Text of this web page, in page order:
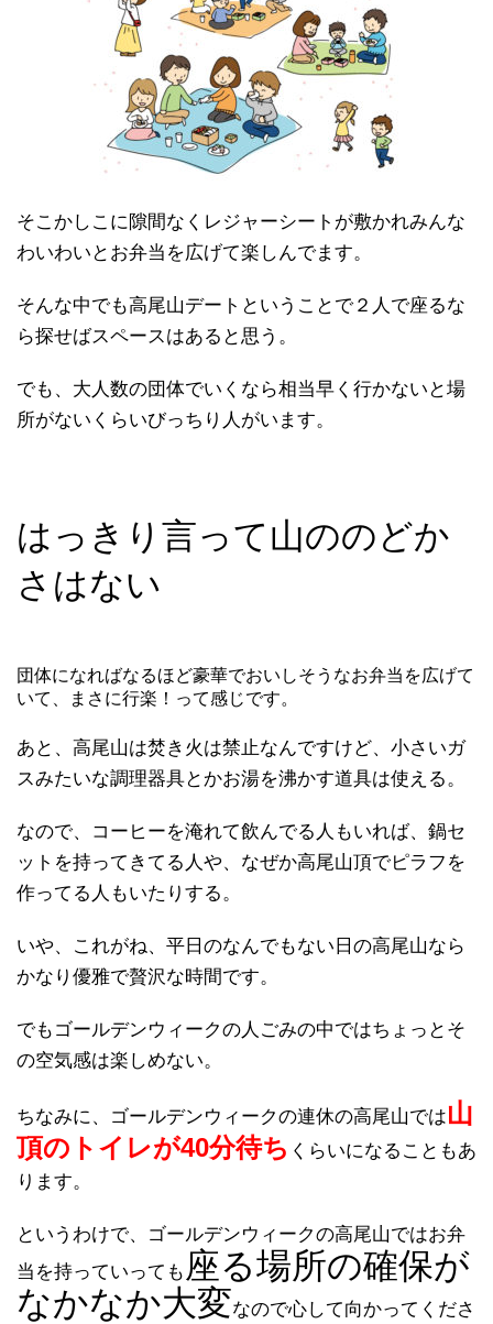
そこかしこに隙間なくレジャーシートが敷かれみんな
わいわいとお弁当を広げて楽しんでます。
そんな中でも高尾山デートということで２人で座るな
ら探せばスペースはあると思う。
でも、大人数の団体でいくなら相当早く行かないと場
所がないくらいびっちり人がいます。
はっきり言って山ののどか
さはない
団体になればなるほど豪華でおいしそうなお弁当を広げて
いて、まさに行楽！って感じです。
あと、高尾山は焚き火は禁止なんですけど、小さいガ
スみたいな調理器具とかお湯を沸かす道具は使える。
なので、コーヒーを淹れて飲んでる人もいれば、鍋セ
ットを持ってきてる人や、なぜか高尾山頂でピラフを
作ってる人もいたりする。
いや、これがね、平日のなんでもない日の高尾山なら
かなり優雅で贅沢な時間です。
でもゴールデンウィークの人ごみの中ではちょっとそ
の空気感は楽しめない。
ちなみに、ゴールデンウィークの連休の高尾山では山
頂のトイレが40分待ち くらいになることもあ
ります。
というわけで、ゴールデンウィークの高尾山ではお弁
当を持っていっても 座る場所の確保が
なかなか大変なので心して向かってくださ